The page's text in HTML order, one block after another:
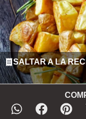
SALTAR A LA